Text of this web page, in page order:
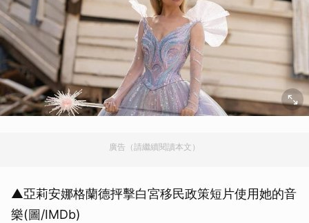
廣告（請繼續閱讀本文）
▲亞莉安娜格蘭德抨擊白宮移民政策短片使用她的音
樂(圖/IMDb)